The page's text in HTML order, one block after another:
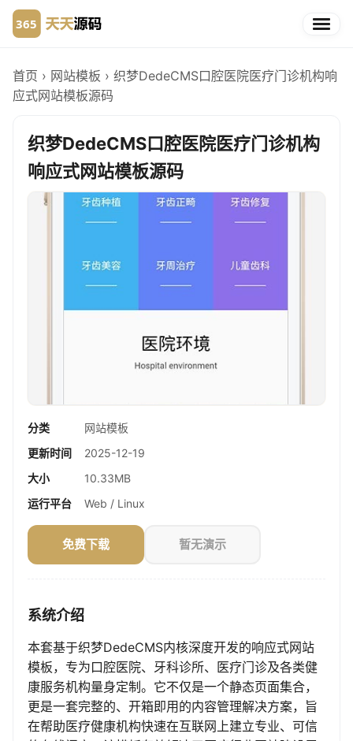
首页 › 网站模板 › 织梦DedeCMS口腔医院医疗门诊机构响
应式网站模板源码
织梦DedeCMS口腔医院医疗门诊机构
响应式网站模板源码
分类
网站模板
更新时间
2025-12-19
大小
10.33MB
运行平台
Web / Linux
免费下载 暂无演示
系统介绍
本套基于织梦DedeCMS内核深度开发的响应式网站
模板，专为口腔医院、牙科诊所、医疗门诊及各类健
康服务机构量身定制。它不仅是一个静态页面集合，
更是一套完整的、开箱即用的内容管理解决方案，旨
在帮助医疗健康机构快速在互联网上建立专业、可信